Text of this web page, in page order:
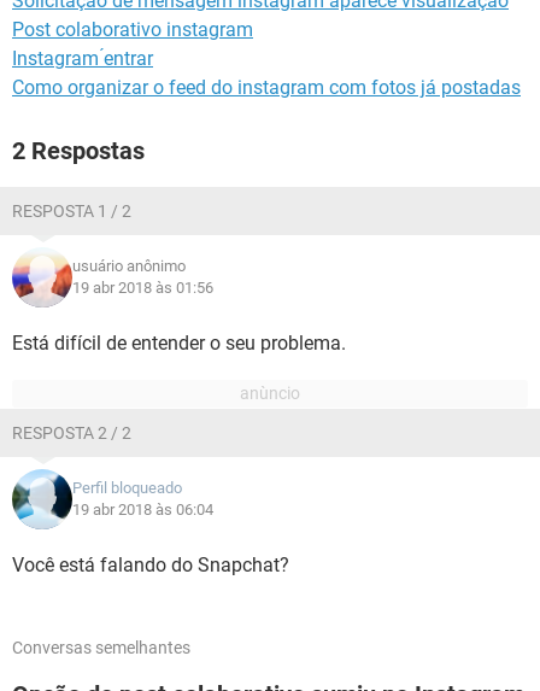
Post colaborativo instagram
Instagram ́entrar
Como organizar o feed do instagram com fotos já postadas
2 Respostas
RESPOSTA 1 / 2
usuário anônimo
19 abr 2018 às 01:56
Está difícil de entender o seu problema.
RESPOSTA 2 / 2
Perfil bloqueado
19 abr 2018 às 06:04
Você está falando do Snapchat?
Conversas semelhantes